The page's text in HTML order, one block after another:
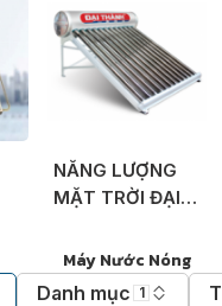
SƠN HÀ
NĂNG LƯỢNG
MẶT TRỜI ĐẠI
Máy Nước Nóng
Danh mục 1